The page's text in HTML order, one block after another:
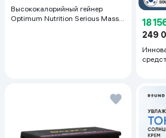
Высококалорийный гейнер
Optimum Nutrition Serious Mass,
18
249